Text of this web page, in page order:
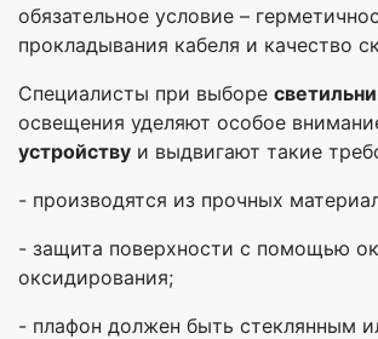
обязательное условие –
прокладывания кабеля и качество
Специалисты при выборе
освещения уделяют особое
устройству и выдвигают такие
- производятся из прочных
- защита поверхности с помощью
оксидирования;
- плафон должен быть стеклянным